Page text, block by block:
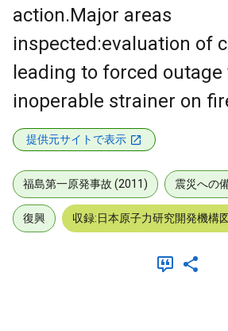
action.Major areas
inspected:evaluation of
leading to forced
inoperable strainer on
提供元サイトで表示
福島第一原発事故 (2011) 震災への
復興 収録:日本原子力研究開発機構